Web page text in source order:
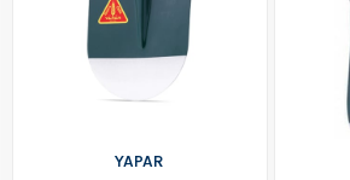
YAPAR